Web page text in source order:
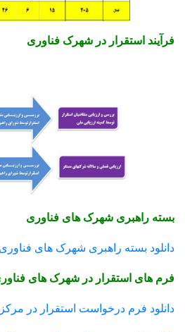
فرآیند استقرار در شهرک فناوری
بسته راهبری شهرک های فناوری
دانلود بسته راهبری شهرک های فناوری
فرم های استقرار در شهرک های
دانلود فرم درخواست استقرار در